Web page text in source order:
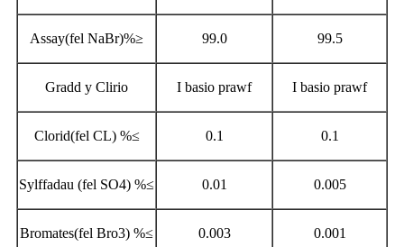
Assay(fel NaBr)%≥ 99.0 99.5
Gradd y Clirio I basio prawf I basio prawf
Clorid(fel CL) %≤ 0.1 0.1
Sylffadau (fel SO4) %≤ 0.01 0.005
Bromates(fel Bro3) %≤ 0.003 0.001